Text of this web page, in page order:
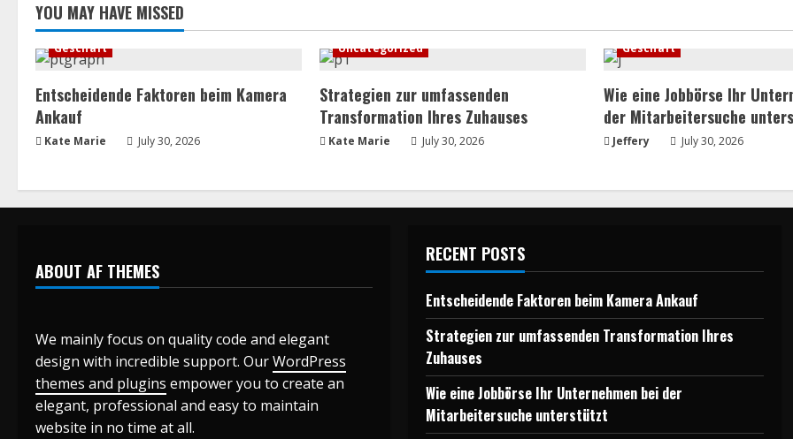
a
d
i
n
g
YOU MAY HAVE MISSED
Geschäft
Entscheidende Faktoren beim Kamera
Ankauf
Kate Marie July 30, 2026
Uncategorized
Strategien zur umfassenden
Transformation Ihres Zuhauses
Kate Marie July 30, 2026
Geschäft
Wie eine Jobbörse Ihr
der Mitarbeitersuche
Jeffery July 30, 2026
ABOUT AF THEMES
We mainly focus on quality code and elegant
design with incredible support. OurWordPress
themes and plugins empower you to create an
elegant, professional and easy to maintain
website in no time at all.
RECENT POSTS
Entscheidende Faktoren beim Kamera Ankauf
Strategien zur umfassenden Transformation Ihres
Zuhauses
Wie eine Jobbörse Ihr Unternehmen bei der
Mitarbeitersuche unterstützt